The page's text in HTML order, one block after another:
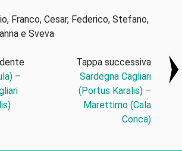
Franco, Cesar, Federico, Stefano,
e Sveva
–
Tappa successiva
Sardegna Cagliari
(Portus Karalis) –
Marettimo (Cala
Conca)